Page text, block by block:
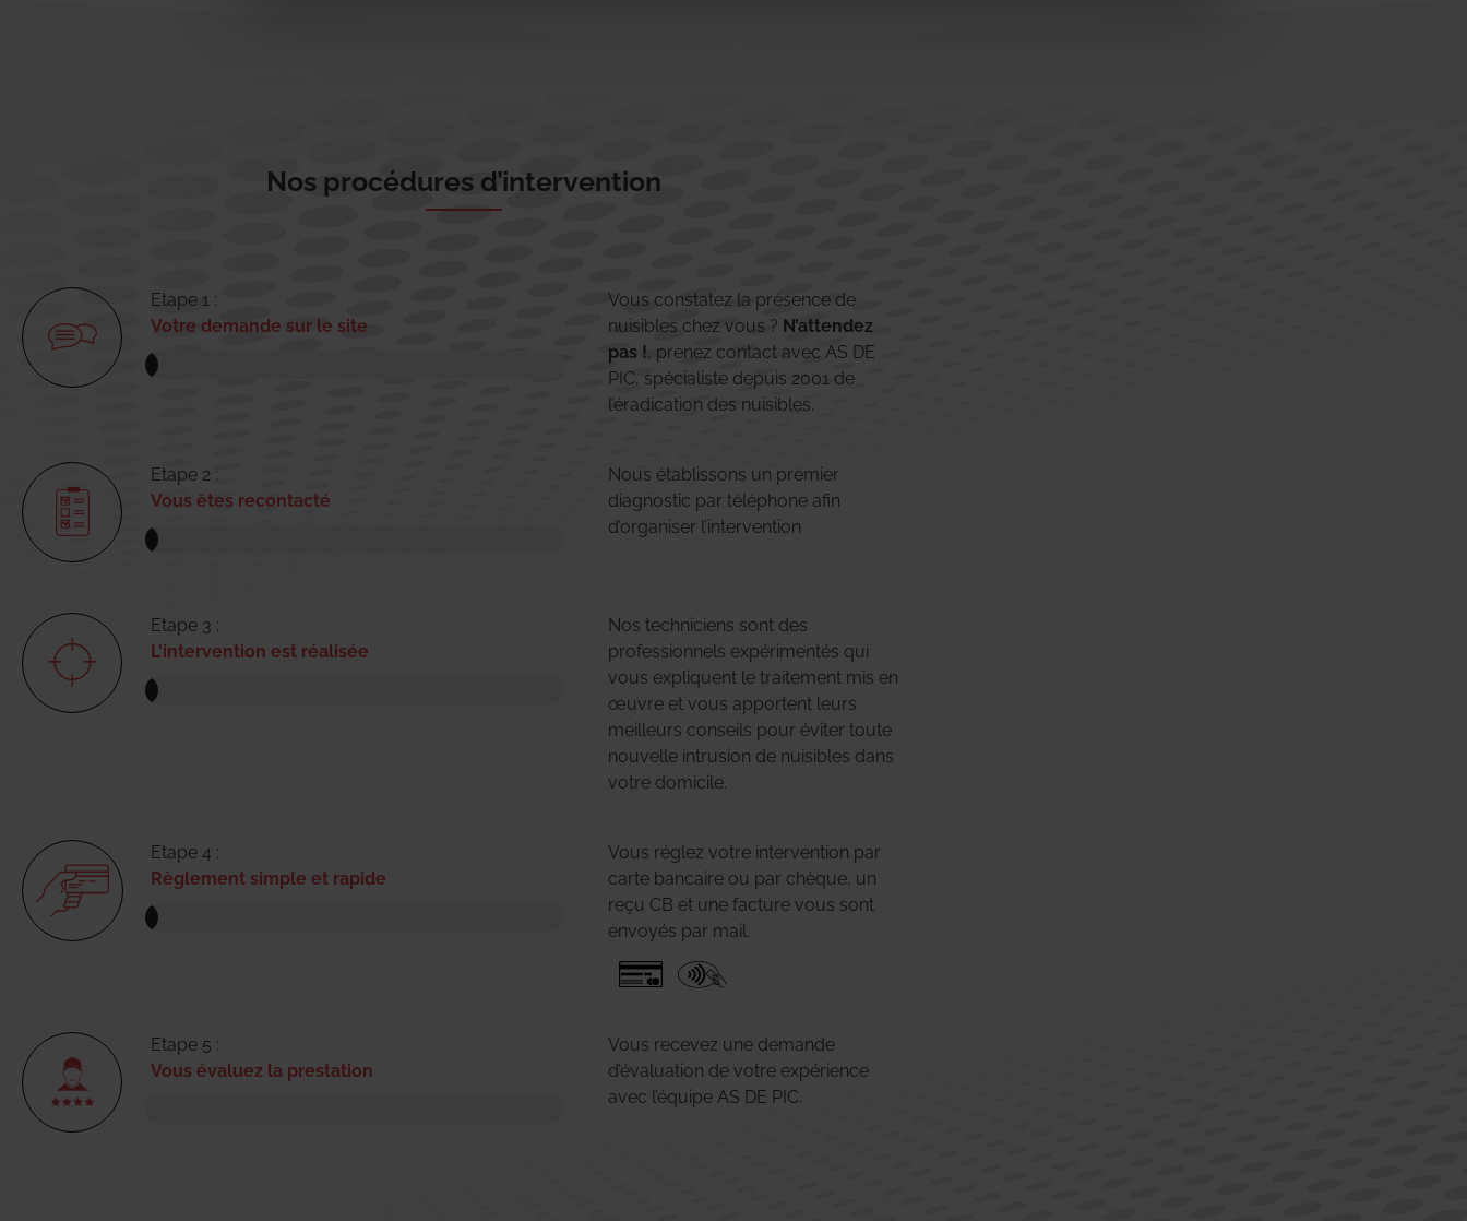
Nos procédures d’intervention
Etape 1 :
Votre demande sur le site
Vous constatez la présence de
nuisibles chez vous ? N’attendez
pas !, prenez contact avec AS DE
PIC, spécialiste depuis 2001 de
l’éradication des nuisibles.
Etape 2 :
Vous êtes recontacté
Nous établissons un premier
diagnostic par téléphone afin
d’organiser l’intervention
Etape 3 :
L'intervention est réalisée
Nos techniciens sont des
professionnels expérimentés qui
vous expliquent le traitement mis en
œuvre et vous apportent leurs
meilleurs conseils pour éviter toute
nouvelle intrusion de nuisibles dans
votre domicile.
Etape 4 :
Règlement simple et rapide
Vous réglez votre intervention par
carte bancaire ou par chèque, un
reçu CB et une facture vous sont
envoyés par mail.
Etape 5 :
Vous évaluez la prestation
Vous recevez une demande
d’évaluation de votre expérience
avec l’équipe AS DE PIC.